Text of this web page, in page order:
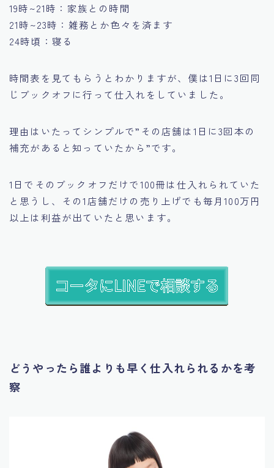
19時~21時：家族との時間
21時~23時：雑務とか色々を済ます
24時頃：寝る
時間表を見てもらうとわかりますが、僕は1日に3回同
じブックオフに行って仕入れをしていました。
理由はいたってシンプルで”その店舗は1日に3回本の
補充があると知っていたから”です。
1日でそのブックオフだけで100冊は仕入れられていた
と思うし、その1店舗だけの売り上げでも毎月100万円
以上は利益が出ていたと思います。
どうやったら誰よりも早く仕入れられるかを考
察